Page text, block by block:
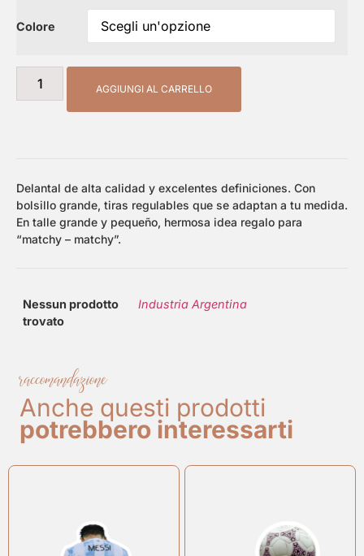
Colore
AGGIUNGI AL CARRELLO
Delantal de alta calidad y excelentes definiciones. Con
bolsillo grande, tiras regulables que se adaptan a tu medida.
En talle grande y pequeño, hermosa idea regalo para
“matchy – matchy”.
Nessun prodotto
trovato
Industria Argentina
raccomandazione
Anche questi prodotti
potrebbero interessarti